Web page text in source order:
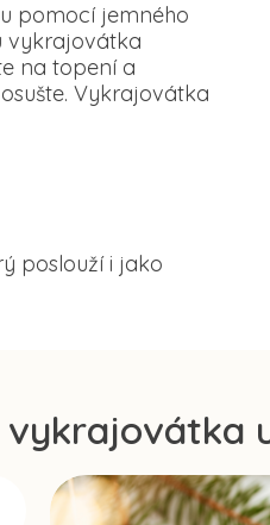
vykrajovátka
pomocí jemného
vykrajovátka
na topení a
Vykrajovátka
poslouží i jako